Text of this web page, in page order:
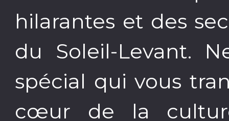
hilarantes et des
du Soleil-Levant.
spécial qui vous
cœur de la culture